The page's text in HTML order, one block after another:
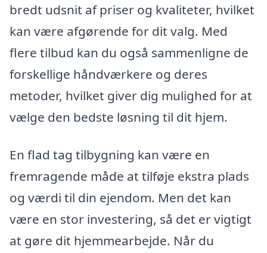
bredt udsnit af priser og kvaliteter, hvilket
kan være afgørende for dit valg. Med
flere tilbud kan du også sammenligne de
forskellige håndværkere og deres
metoder, hvilket giver dig mulighed for at
vælge den bedste løsning til dit hjem.
En flad tag tilbygning kan være en
fremragende måde at tilføje ekstra plads
og værdi til din ejendom. Men det kan
være en stor investering, så det er vigtigt
at gøre dit hjemmearbejde. Når du